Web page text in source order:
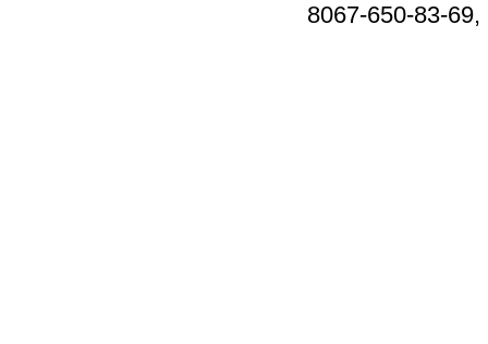
8067-650-83-